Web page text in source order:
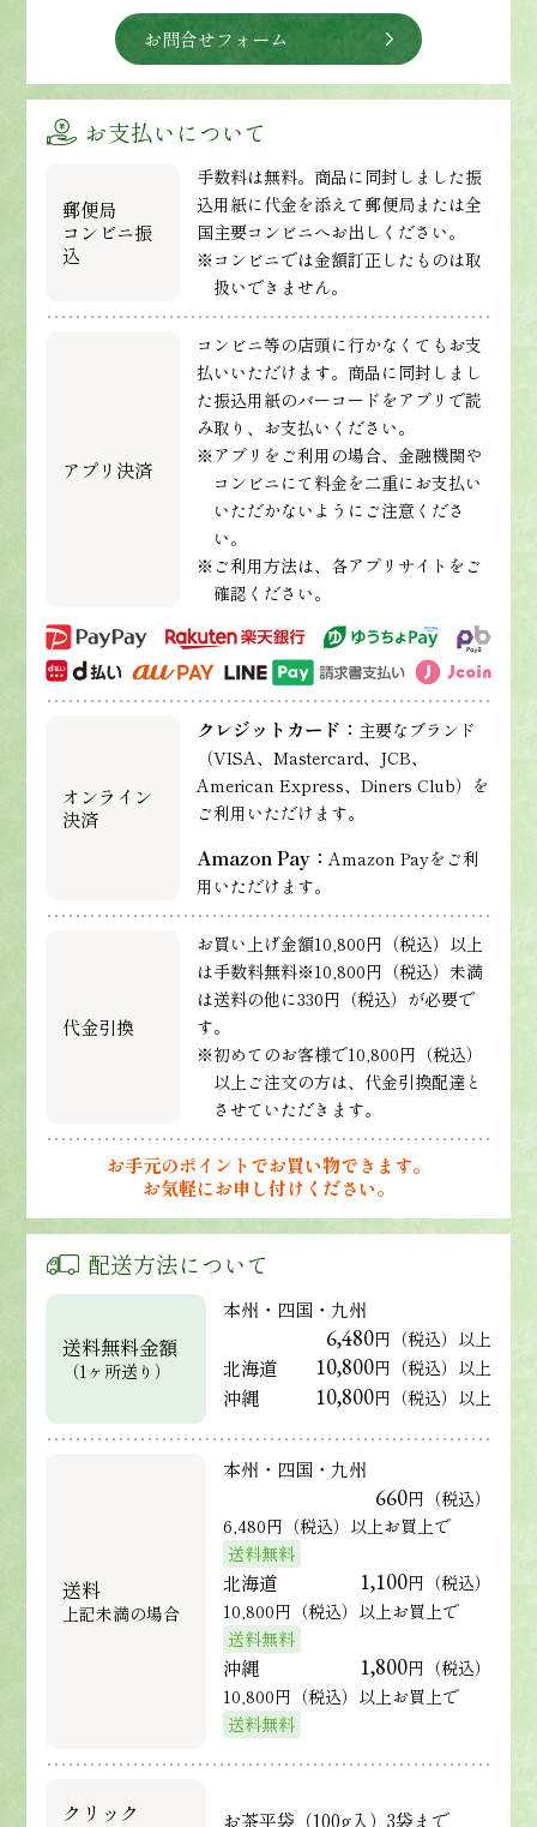
お問合せフォーム
お支払いについて
郵便局
コンビニ振
込
手数料は無料。商品に同封しました振
込用紙に代金を添えて郵便局または全
国主要コンビニへお出しください。
※コンビニでは金額訂正したものは取
扱いできません。
アプリ決済
コンビニ等の店頭に行かなくてもお支
払いいただけます。商品に同封しまし
た振込用紙のバーコードをアプリで読
み取り、お支払いください。
※アプリをご利用の場合、金融機関や
コンビニにて料金を二重にお支払い
いただかないようにご注意くださ
い。
※ご利用方法は、各アプリサイトをご
確認ください。
オンライン
決済
クレジットカード： 主要なブランド
（VISA、Mastercard、JCB、
American Express、Diners Club）を
ご利用いただけます。
Amazon Pay： Amazon Payをご利
用いただけます。
代金引換
お買い上げ金額10,800円（税込）以上
は手数料無料※10,800円（税込）未満
は送料の他に330円（税込）が必要で
す。
※初めてのお客様で10,800円（税込）
以上ご注文の方は、代金引換配達と
させていただきます。
お手元のポイントでお買い物できます。
お気軽にお申し付けください。
配送方法について
送料無料金額
（1ヶ所送り）
本州・四国・九州
6,480円（税込）以上
北海道 10,800円（税込）以上
沖縄 10,800円（税込）以上
送料
上記未満の場合
本州・四国・九州
660円（税込）
6,480円（税込）以上お買上で
送料無料
北海道 1,100円（税込）
10,800円（税込）以上お買上で
送料無料
沖縄 1,800円（税込）
10,800円（税込）以上お買上で
送料無料
クリック
お茶平袋（100g入）3袋まで